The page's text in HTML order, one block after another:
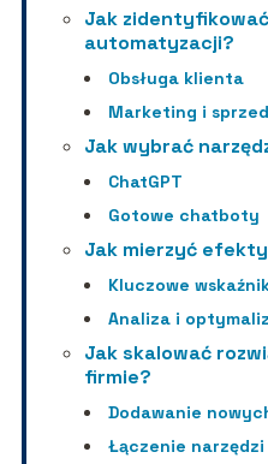
Jak
automatyzacji?
Obsługa klienta
Marketing i
Jak wybrać
ChatGPT
Gotowe chatboty
Jak mierzyć
Kluczowe
Analiza i
Jak skalować
firmie?
Dodawanie
Łączenie narzędzi